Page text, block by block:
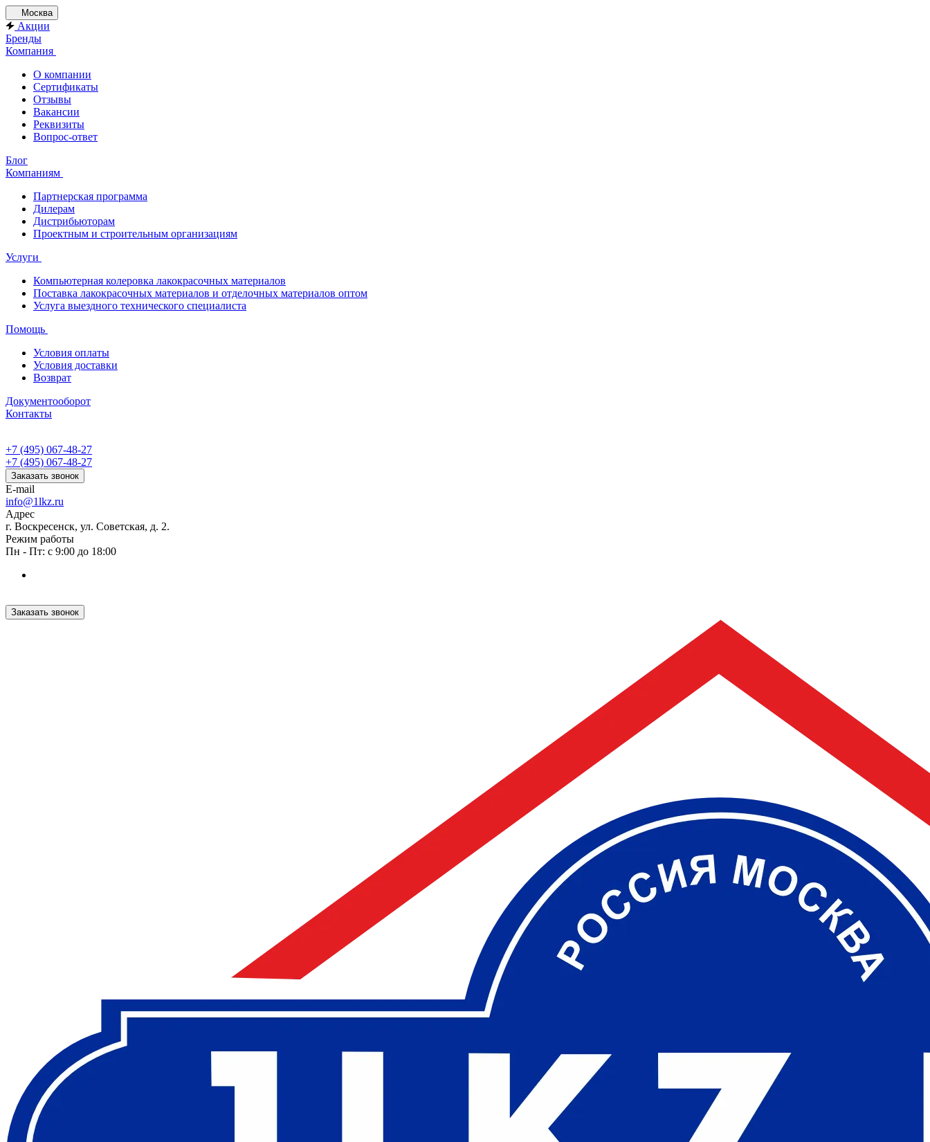
Москва
Акции
Бренды
Компания
О компании
Сертификаты
Отзывы
Вакансии
Реквизиты
Вопрос-ответ
Блог
Компаниям
Партнерская программа
Дилерам
Дистрибьюторам
Проектным и строительным организациям
Услуги
Компьютерная колеровка лакокрасочных материалов
Поставка лакокрасочных материалов и отделочных материалов оптом
Услуга выездного технического специалиста
Помощь
Условия оплаты
Условия доставки
Возврат
Документооборот
Контакты
+7 (495) 067-48-27
+7 (495) 067-48-27
Заказать звонок
E-mail
info@1lkz.ru
Адрес
г. Воскресенск, ул. Советская, д. 2.
Режим работы
Пн - Пт: с 9:00 до 18:00
Заказать звонок